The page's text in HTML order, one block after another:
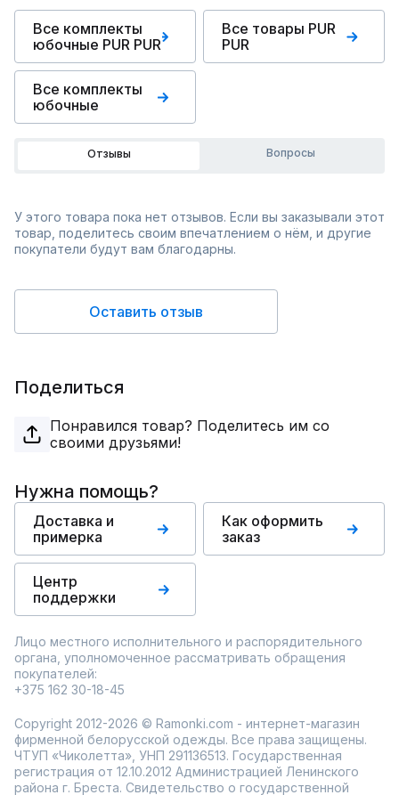
Все комплекты
юбочные PUR PUR
Все товары PUR
PUR
Все комплекты
юбочные
Отзывы Вопросы
У этого товара пока нет отзывов. Если вы заказывали этот
товар, поделитесь своим впечатлением о нём, и другие
покупатели будут вам благодарны.
Оставить отзыв
Поделиться
Понравился товар? Поделитесь им со
своими друзьями!
Нужна помощь?
Доставка и
примерка
Как оформить
заказ
Центр
поддержки
Лицо местного исполнительного и распорядительного
органа, уполномоченное рассматривать обращения
покупателей:
+375 162 30-18-45
Copyright 2012-2026 © Ramonki.com - интернет-магазин
фирменной белорусской одежды. Все права защищены.
ЧТУП «Чиколетта», УНП 291136513. Государственная
регистрация от 12.10.2012 Администрацией Ленинского
района г. Бреста. Свидетельство о государственной